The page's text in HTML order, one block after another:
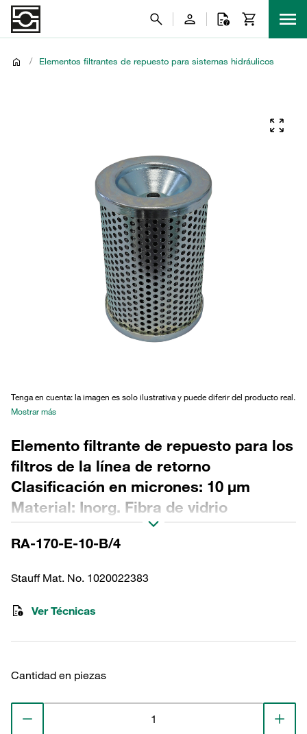
/ Elementos filtrantes de repuesto para sistemas hidráulicos
Tenga en cuenta: la imagen es solo ilustrativa y puede diferir del producto real.
Mostrar más
Elemento filtrante de repuesto para los
filtros de la línea de retorno
Clasificación en micrones: 10 µm
Material: Inorg. Fibra de vidrio
Diámetro exterior (mm): 106 Diámetro
interior (mm): 72 Longitud (mm): 190
RA-170-E-10-B/4
Stauff Mat. No. 1020022383
Ver Técnicas
Cantidad en piezas